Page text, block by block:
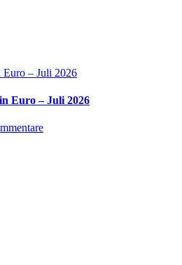
Euro – Juli 2026
Euro – Juli 2026